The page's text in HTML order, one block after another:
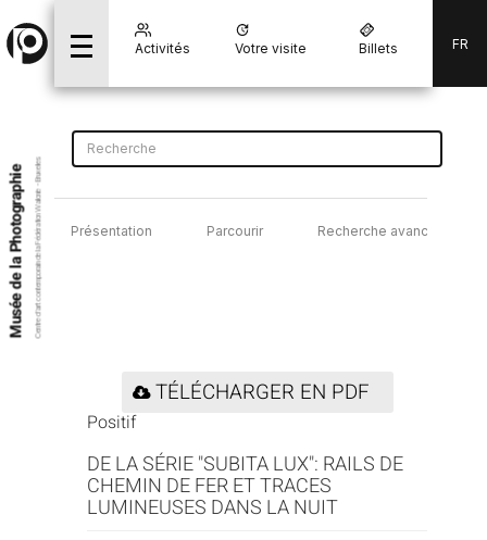
Musée de la PhotographieCentre d’art contemporain de la Fédération Wallonie - Bruxelles
Activités Votre visite Billets FR
Présentation Parcourir Recherche avancée
TÉLÉCHARGER EN PDF
Positif
DE LA SÉRIE "SUBITA LUX": RAILS DE
CHEMIN DE FER ET TRACES
LUMINEUSES DANS LA NUIT